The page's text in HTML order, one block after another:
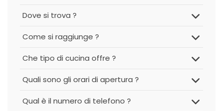
Dove si trova ?
Come si raggiunge ?
Che tipo di cucina offre ?
Quali sono gli orari di apertura ?
Qual è il numero di telefono ?